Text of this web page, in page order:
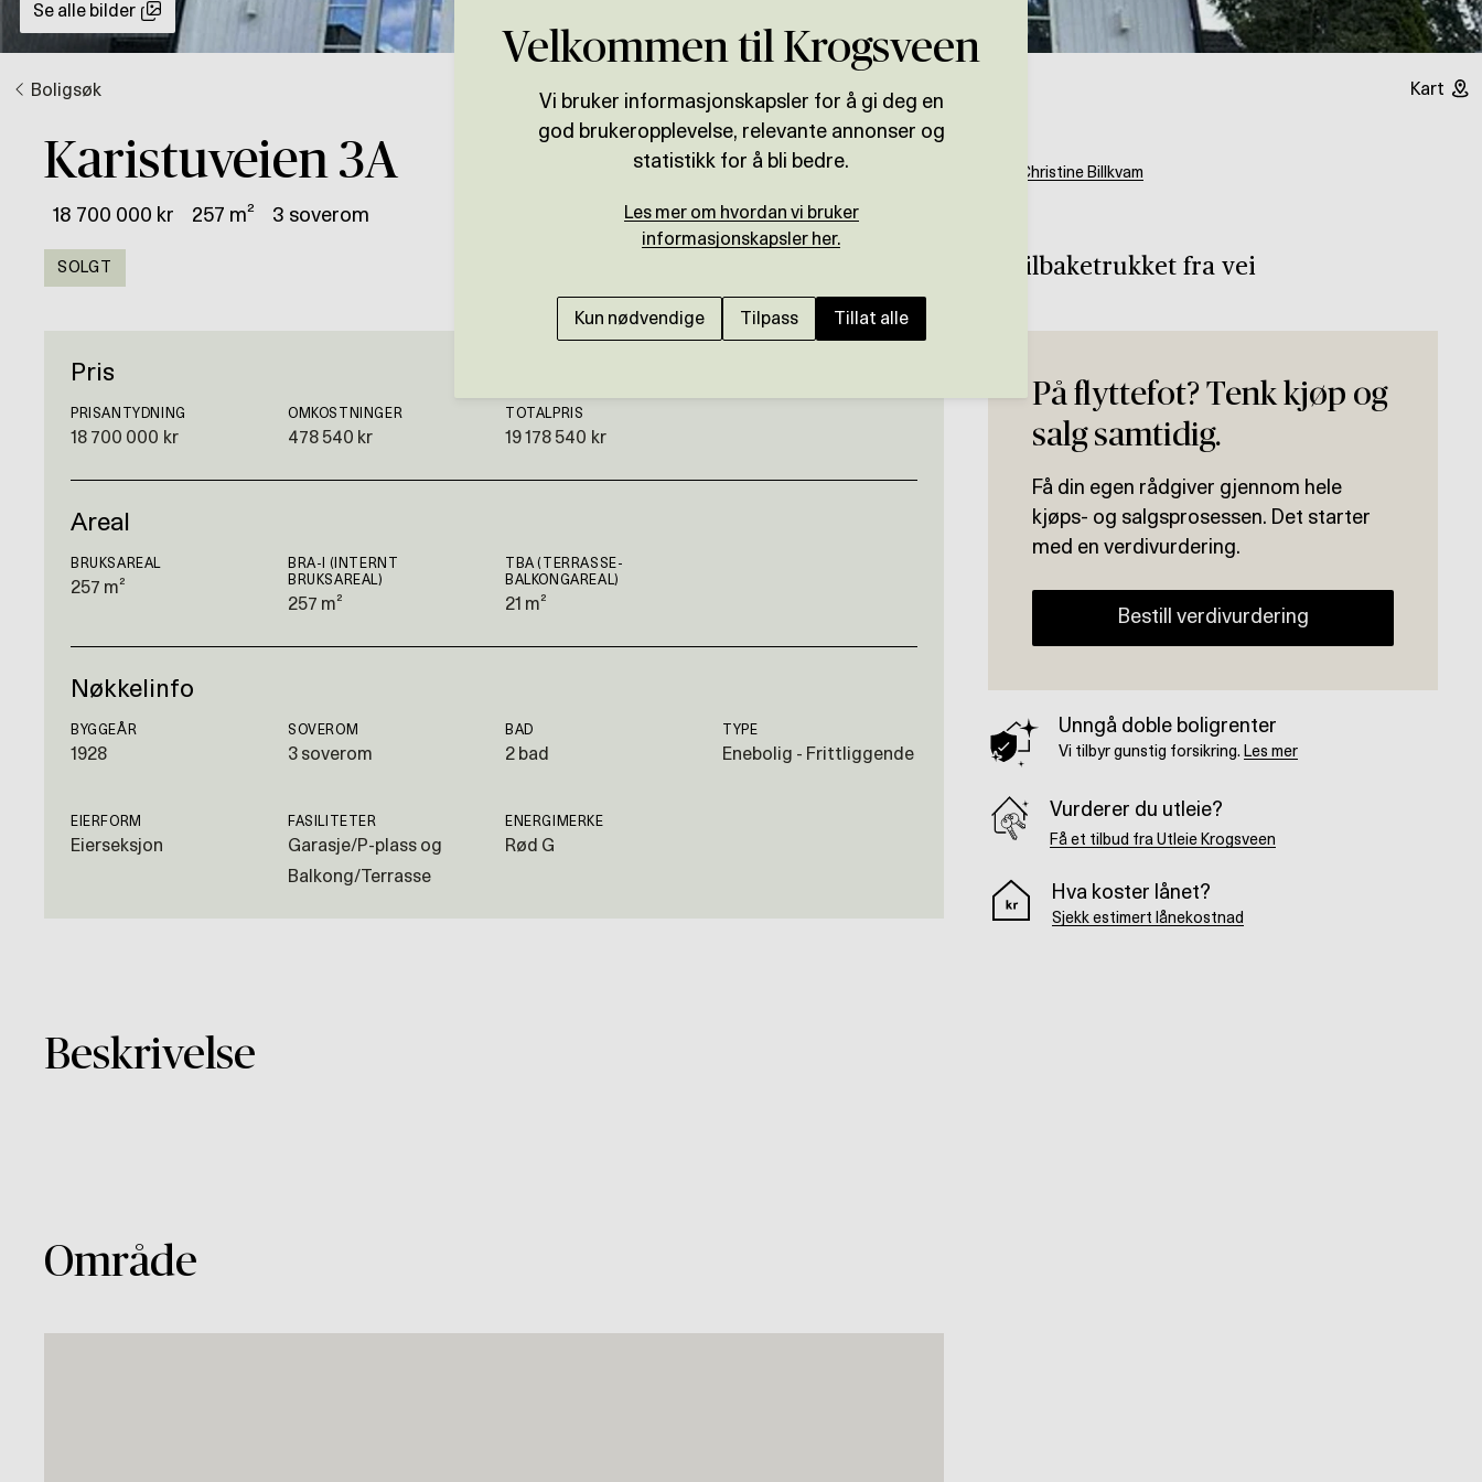
Se alle bilder
Boligsøk Kart
Karistuveien 3A
18 700 000 kr 257 m² 3 soverom
SOLGT
Nina Christine Billkvam
NORDSTRAND
Klassisk villa med hage, tilbaketrukket fra vei
Pris
PRISANTYDNING
18 700 000 kr
OMKOSTNINGER
478 540 kr
TOTALPRIS
19 178 540 kr
Areal
BRUKSAREAL
257 m²
BRA-I (INTERNT
BRUKSAREAL)
257 m²
TBA (TERRASSE-
BALKONGAREAL)
21 m²
Nøkkelinfo
BYGGEÅR
1928
SOVEROM
3 soverom
BAD
2 bad
TYPE
Enebolig - Frittliggende
EIERFORM
Eierseksjon
FASILITETER
Garasje/P-plass og
Balkong/Terrasse
ENERGIMERKE
Rød G
Beskrivelse
Område
På flyttefot? Tenk kjøp og
salg samtidig.
Få din egen rådgiver gjennom hele
kjøps- og salgsprosessen. Det starter
med en verdivurdering.
Bestill verdivurdering
Unngå doble boligrenter
Vi tilbyr gunstig forsikring. Les mer
Vurderer du utleie?
Få et tilbud fra Utleie Krogsveen
Hva koster lånet?
Sjekk estimert lånekostnad
Velkommen til Krogsveen
Vi bruker informasjonskapsler for å gi deg en
god brukeropplevelse, relevante annonser og
statistikk for å bli bedre.
Les mer om hvordan vi bruker
informasjonskapsler her.
Kun nødvendige Tilpass Tillat alle